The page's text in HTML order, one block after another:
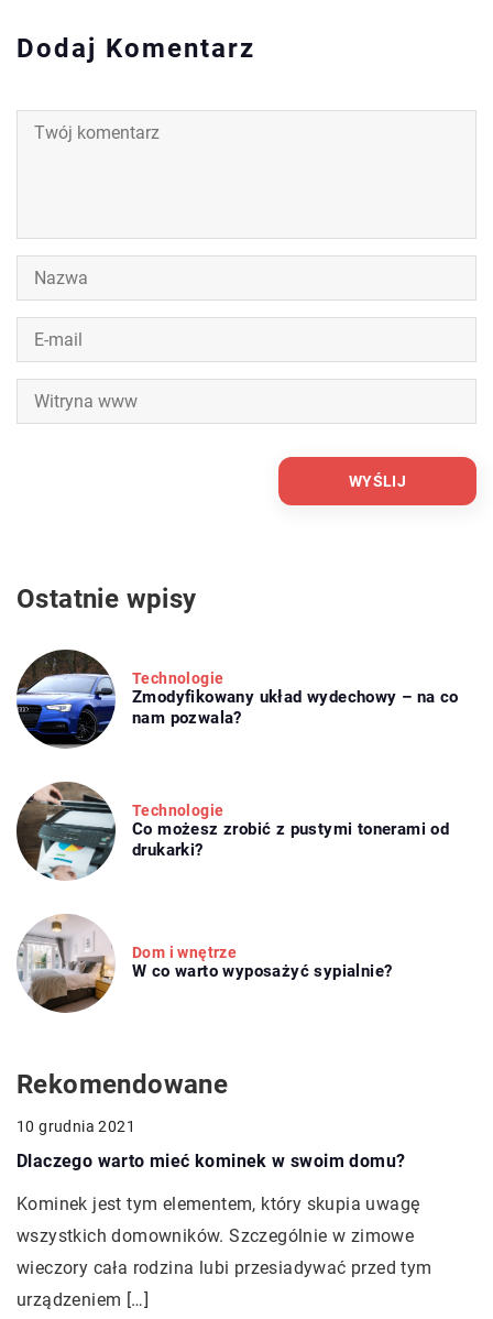
Dodaj Komentarz
Ostatnie wpisy
Technologie
Zmodyfikowany układ wydechowy – na co
nam pozwala?
Technologie
Co możesz zrobić z pustymi tonerami od
drukarki?
Dom i wnętrze
W co warto wyposażyć sypialnie?
Rekomendowane
10 grudnia 2021
Dlaczego warto mieć kominek w swoim domu?
Kominek jest tym elementem, który skupia uwagę
wszystkich domowników. Szczególnie w zimowe
wieczory cała rodzina lubi przesiadywać przed tym
urządzeniem […]